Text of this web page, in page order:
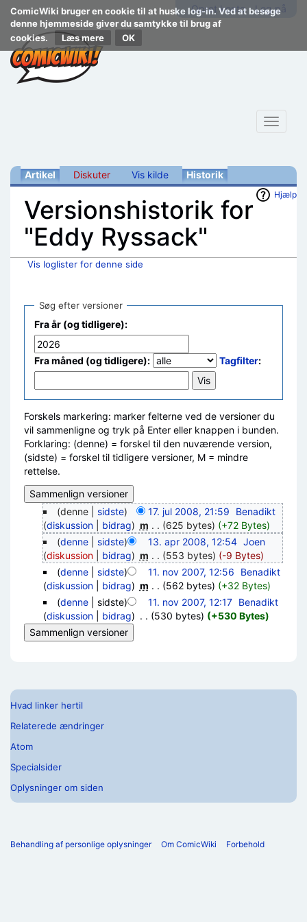
ComicWiki bruger en cookie til at huske log-in. Ved at besøge
denne hjemmeside giver du samtykke til brug af
cookies.
Læs mere
Opret konto Log på
Toggle
Artikel Diskuter Vis kilde Historik
Hjælp
Versionshistorik for
"Eddy Ryssack"
Vis loglister for denne side
Søg efter versioner
Fra år (og tidligere):
Fra måned (og tidligere): Tagfilter:
Forskels markering: marker felterne ved de versioner du
vil sammenligne og tryk på Enter eller knappen i bunden.
Forklaring: (denne) = forskel til den nuværende version,
(sidste) = forskel til tidligere versioner, M = mindre
rettelse.
(denne | sidste) 17. jul 2008, 21:59
Benadikt
(diskussion| bidrag) m . . (625 bytes) (+72 Bytes)
(denne| sidste) 13. apr 2008, 12:54‎ Joen
(diskussion| bidrag) m . . (553 bytes) (-9 Bytes)
(denne| sidste) 11. nov 2007, 12:56
Benadikt
(diskussion| bidrag) m . . (562 bytes) (+32 Bytes)
(denne| sidste) 11. nov 2007, 12:17‎ Benadikt
(diskussion| bidrag) . . (530 bytes) (+530 Bytes)
Hvad linker hertil
Relaterede ændringer
Atom
Specialsider
Oplysninger om siden
Behandling af personlige oplysninger Om ComicWiki Forbehold